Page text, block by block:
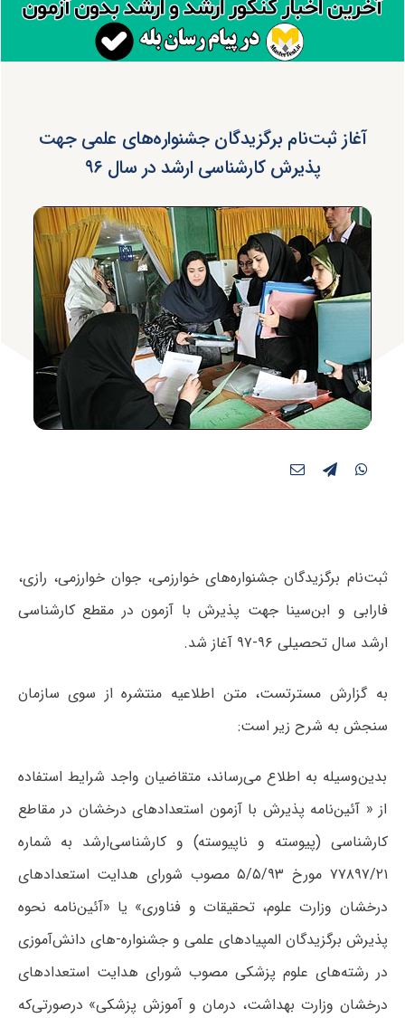
آغاز ثبت‌نام برگزیدگان جشنواره‌های علمی جهت
پذیرش کارشناسی ارشد در سال ۹۶
ثبت‌نام برگزیدگان جشنواره‌های خوارزمی، جوان خوارزمی، رازی،
فارابی و ابن‌سینا جهت پذیرش با آزمون در مقطع کارشناسی
ارشد سال تحصیلی ۹۶-۹۷ آغاز شد.
به گزارش مسترتست، متن اطلاعیه منتشره از سوی سازمان
سنجش به شرح زیر است:
بدین‌وسیله به اطلاع می‌رساند، متقاضیان واجد شرایط استفاده
از « آئین‌نامه پذیرش با آزمون استعدادهای درخشان در مقاطع
کارشناسی (پیوسته و ناپیوسته) و کارشناسی‌ارشد به شماره
۷۷۸۹۷/۲۱ مورخ ۵/۵/۹۳ مصوب شورای هدایت استعدادهای
درخشان وزارت علوم، تحقیقات و فناوری» یا «آئین‌نامه نحوه
پذیرش برگزیدگان المپیادهای علمی و جشنواره-های دانش‌آموزی
در رشته‌های علوم پزشکی مصوب شورای هدایت استعدادهای
درخشان وزارت بهداشت، درمان و آموزش پزشکی» درصورتی‌که